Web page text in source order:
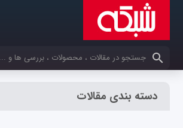
کلمات کلیدی خود را وارد کنید
دسته بندی مقالات